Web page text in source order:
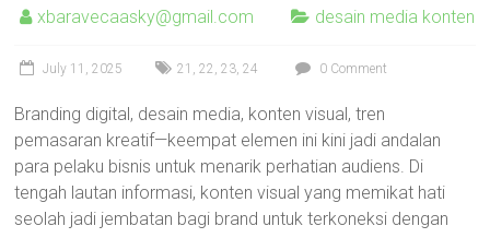
xbaravecaasky@gmail.com desain media konten
July 11, 2025 21 ,22 ,23,24 0 Comment
Branding digital, desain media, konten visual, tren
pemasaran kreatif—keempat elemen ini kini jadi andalan
para pelaku bisnis untuk menarik perhatian audiens. Di
tengah lautan informasi, konten visual yang memikat hati
seolah jadi jembatan bagi brand untuk terkoneksi dengan